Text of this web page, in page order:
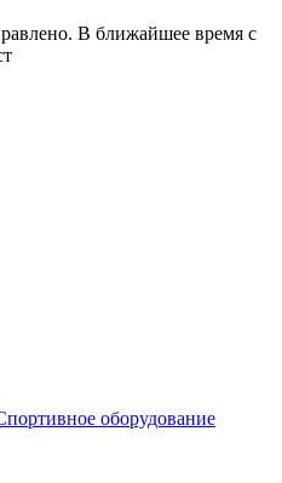
В ближайшее время с
оборудование